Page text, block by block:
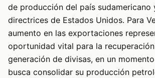
de producción del país sudamericano
directrices de Estados Unidos. Para
aumento en las exportaciones
oportunidad vital para la
generación de divisas, en un
busca consolidar su producción